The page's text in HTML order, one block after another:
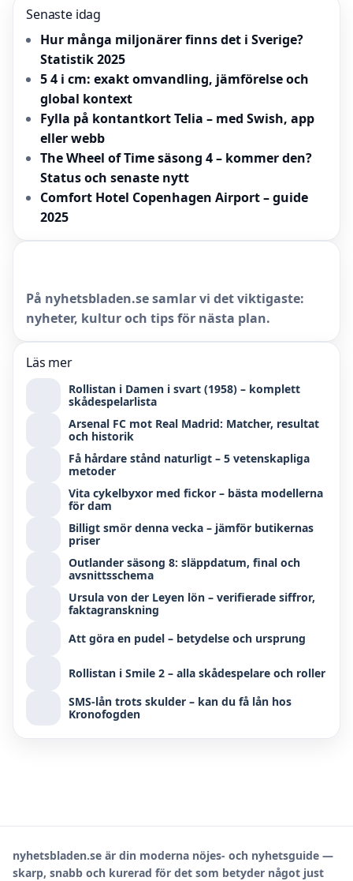
Senaste idag
Hur många miljonärer finns det i Sverige?
Statistik 2025
5 4 i cm: exakt omvandling, jämförelse och
global kontext
Fylla på kontantkort Telia – med Swish, app
eller webb
The Wheel of Time säsong 4 – kommer den?
Status och senaste nytt
Comfort Hotel Copenhagen Airport – guide
2025
På nyhetsbladen.se samlar vi det viktigaste:
nyheter, kultur och tips för nästa plan.
Läs mer
Rollistan i Damen i svart (1958) – komplett
skådespelarlista
Arsenal FC mot Real Madrid: Matcher, resultat
och historik
Få hårdare stånd naturligt – 5 vetenskapliga
metoder
Vita cykelbyxor med fickor – bästa modellerna
för dam
Billigt smör denna vecka – jämför butikernas
priser
Outlander säsong 8: släppdatum, final och
avsnittsschema
Ursula von der Leyen lön – verifierade siffror,
faktagranskning
Att göra en pudel – betydelse och ursprung
Rollistan i Smile 2 – alla skådespelare och roller
SMS-lån trots skulder – kan du få lån hos
Kronofogden
nyhetsbladen.se är din moderna nöjes- och nyhetsguide —
skarp, snabb och kurerad för det som betyder något just